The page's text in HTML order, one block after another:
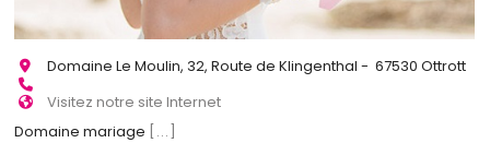
Domaine Le Moulin, 32, Route de Klingenthal - 67530 Ottrott
Visitez notre site Internet
Domaine mariage [...]